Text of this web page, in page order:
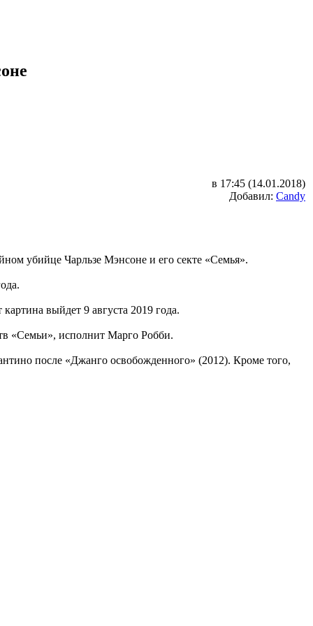
в 17:45 (14.01.2018)
Добавил: Candy
убийце Чарльзе Мэнсоне и его секте «Семья».
выйдет 9 августа 2019 года.
«Семьи», исполнит Марго Робби.
после «Джанго освобожденного» (2012). Кроме того,